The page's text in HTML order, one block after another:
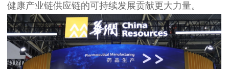
健康产业链供应链的可持续发展贡献更大力量。